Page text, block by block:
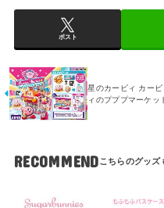
ポスト
星のカービィ カービ
ィのプププマーケッ
RECOMMEND